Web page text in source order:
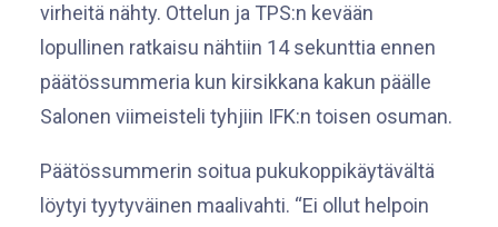
virheitä nähty. Ottelun ja TPS:n kevään
lopullinen ratkaisu nähtiin 14 sekunttia ennen
päätössummeria kun kirsikkana kakun päälle
Salonen viimeisteli tyhjiin IFK:n toisen osuman.
Päätössummerin soitua pukukoppikäytävältä
löytyi tyytyväinen maalivahti. “Ei ollut helpoin